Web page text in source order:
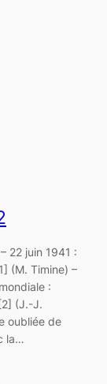
22 juin 1941 :
(M. Timine) –
:
(J.-J.
oubliée de
la…